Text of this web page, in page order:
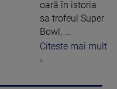
oară în istoria
sa trofeul Super
Bowl, ...
Citeste mai mult
›